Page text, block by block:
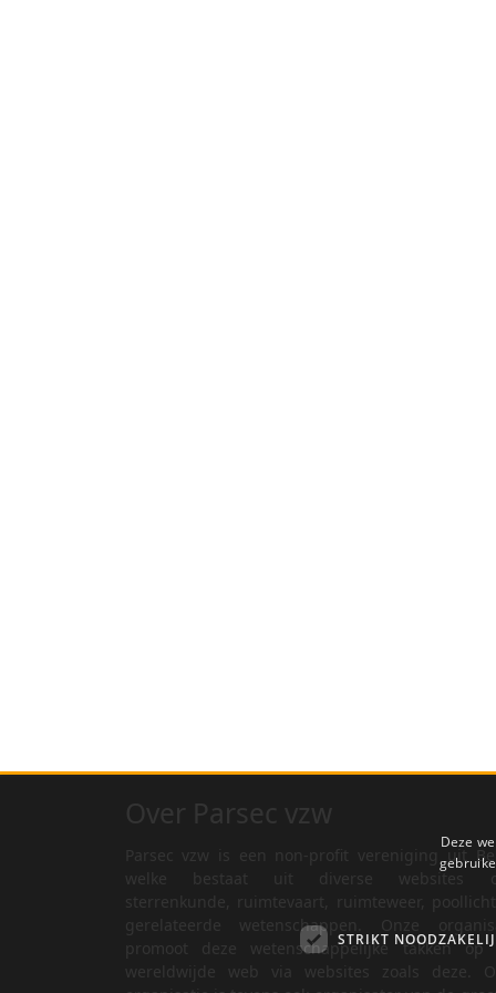
Parsec vzw is een non-profit vereniging uit
welke bestaat uit diverse websites
gerelateerde wetenschappen. Onze
promoot deze wetenschappelijke takken op
Deze
STRIKT